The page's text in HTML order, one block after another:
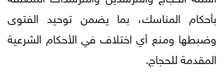
بأحكام المناسك، بما يضمن توحيد الفتوى
وضبطها ومنع أي اختلاف في الأحكام الشرعية
المقدمة للحجاج.